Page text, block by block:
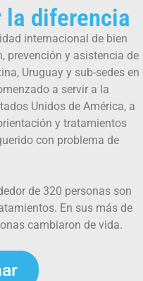
la diferencia
internacional de bien
prevención y asistencia de
Uruguay y sub-sedes en
a servir a la
Unidos de América, a
y tratamientos
con problema de
de 320 personas son
En sus más de
cambiaron de vida.